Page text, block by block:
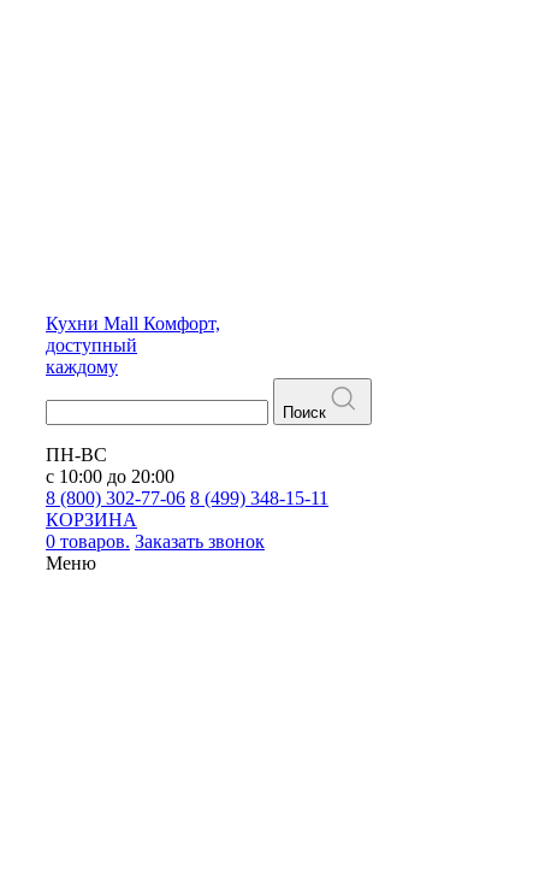
Кухни Mall Комфорт,
доступный
каждому
Поиск
ПН-ВС
с 10:00 до 20:00
8 (800) 302-77-06 8 (499) 348-15-11
КОРЗИНА
0 товаров. Заказать звонок
Меню